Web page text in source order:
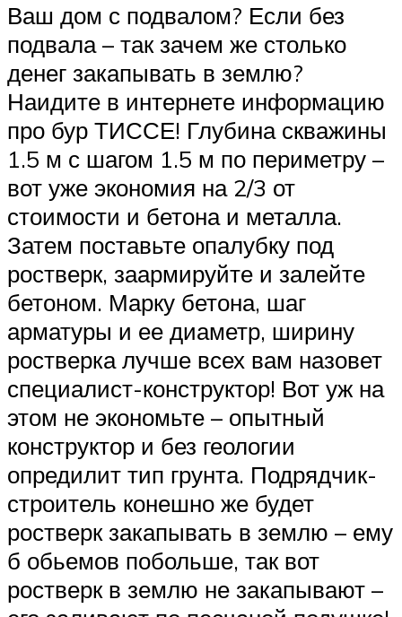
Ваш дом с подвалом? Если без
подвала – так зачем же столько
денег закапывать в землю?
Наидите в интернете информацию
про бур ТИССЕ! Глубина скважины
1.5 м с шагом 1.5 м по периметру –
вот уже экономия на 2/3 от
стоимости и бетона и металла.
Затем поставьте опалубку под
ростверк, заармируйте и залейте
бетоном. Марку бетона, шаг
арматуры и ее диаметр, ширину
ростверка лучше всех вам назовет
специалист-конструктор! Вот уж на
этом не экономьте – опытный
конструктор и без геологии
опредилит тип грунта. Подрядчик-
строитель конешно же будет
ростверк закапывать в землю – ему
б обьемов побольше, так вот
ростверк в землю не закапывают –